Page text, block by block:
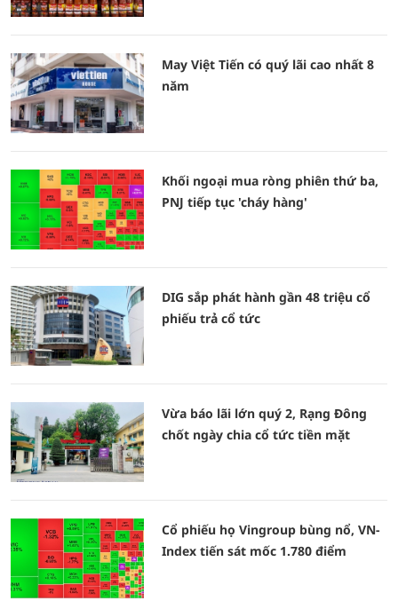
May Việt Tiến có quý lãi cao nhất 8
năm
Khối ngoại mua ròng phiên thứ ba,
PNJ tiếp tục 'cháy hàng'
DIG sắp phát hành gần 48 triệu cổ
phiếu trả cổ tức
Vừa báo lãi lớn quý 2, Rạng Đông
chốt ngày chia cổ tức tiền mặt
Cổ phiếu họ Vingroup bùng nổ, VN-
Index tiến sát mốc 1.780 điểm